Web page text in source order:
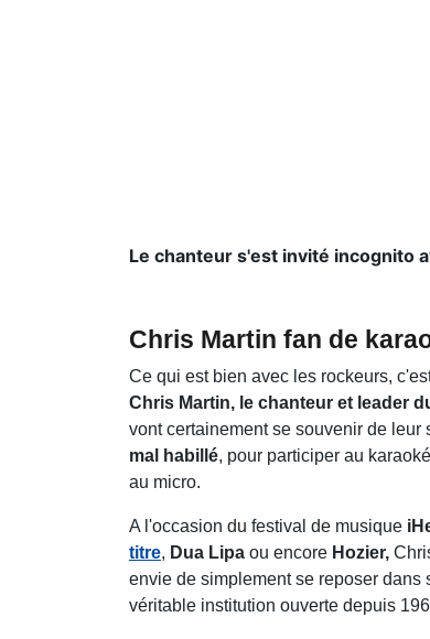
Le chanteur s'est invité incognito
Chris Martin fan de
Ce qui est bien avec les rockeurs,
Chris Martin, le chanteur et leader
vont certainement se souvenir de leur
mal habillé, pour participer au
au micro.
A l'occasion du festival de musique
titre, Dua Lipa ou encore Hozier,
envie de simplement se reposer dans
véritable institution ouverte depuis